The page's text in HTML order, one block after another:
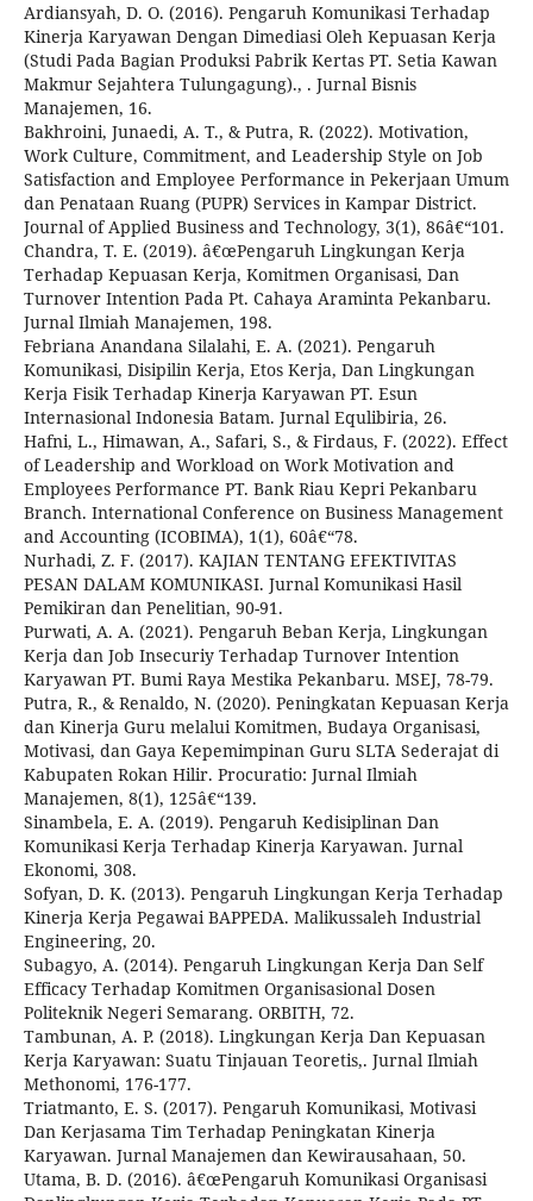
Ardiansyah, D. O. (2016). Pengaruh Komunikasi Terhadap
Kinerja Karyawan Dengan Dimediasi Oleh Kepuasan Kerja
(Studi Pada Bagian Produksi Pabrik Kertas PT. Setia Kawan
Makmur Sejahtera Tulungagung)., . Jurnal Bisnis
Manajemen, 16.
Bakhroini, Junaedi, A. T., & Putra, R. (2022). Motivation,
Work Culture, Commitment, and Leadership Style on Job
Satisfaction and Employee Performance in Pekerjaan Umum
dan Penataan Ruang (PUPR) Services in Kampar District.
Journal of Applied Business and Technology, 3(1), 86â€“101.
Chandra, T. E. (2019). â€œPengaruh Lingkungan Kerja
Terhadap Kepuasan Kerja, Komitmen Organisasi, Dan
Turnover Intention Pada Pt. Cahaya Araminta Pekanbaru.
Jurnal Ilmiah Manajemen, 198.
Febriana Anandana Silalahi, E. A. (2021). Pengaruh
Komunikasi, Disipilin Kerja, Etos Kerja, Dan Lingkungan
Kerja Fisik Terhadap Kinerja Karyawan PT. Esun
Internasional Indonesia Batam. Jurnal Equlibiria, 26.
Hafni, L., Himawan, A., Safari, S., & Firdaus, F. (2022). Effect
of Leadership and Workload on Work Motivation and
Employees Performance PT. Bank Riau Kepri Pekanbaru
Branch. International Conference on Business Management
and Accounting (ICOBIMA), 1(1), 60â€“78.
Nurhadi, Z. F. (2017). KAJIAN TENTANG EFEKTIVITAS
PESAN DALAM KOMUNIKASI. Jurnal Komunikasi Hasil
Pemikiran dan Penelitian, 90-91.
Purwati, A. A. (2021). Pengaruh Beban Kerja, Lingkungan
Kerja dan Job Insecuriy Terhadap Turnover Intention
Karyawan PT. Bumi Raya Mestika Pekanbaru. MSEJ, 78-79.
Putra, R., & Renaldo, N. (2020). Peningkatan Kepuasan Kerja
dan Kinerja Guru melalui Komitmen, Budaya Organisasi,
Motivasi, dan Gaya Kepemimpinan Guru SLTA Sederajat di
Kabupaten Rokan Hilir. Procuratio: Jurnal Ilmiah
Manajemen, 8(1), 125â€“139.
Sinambela, E. A. (2019). Pengaruh Kedisiplinan Dan
Komunikasi Kerja Terhadap Kinerja Karyawan. Jurnal
Ekonomi, 308.
Sofyan, D. K. (2013). Pengaruh Lingkungan Kerja Terhadap
Kinerja Kerja Pegawai BAPPEDA. Malikussaleh Industrial
Engineering, 20.
Subagyo, A. (2014). Pengaruh Lingkungan Kerja Dan Self
Efficacy Terhadap Komitmen Organisasional Dosen
Politeknik Negeri Semarang. ORBITH, 72.
Tambunan, A. P. (2018). Lingkungan Kerja Dan Kepuasan
Kerja Karyawan: Suatu Tinjauan Teoretis,. Jurnal Ilmiah
Methonomi, 176-177.
Triatmanto, E. S. (2017). Pengaruh Komunikasi, Motivasi
Dan Kerjasama Tim Terhadap Peningkatan Kinerja
Karyawan. Jurnal Manajemen dan Kewirausahaan, 50.
Utama, B. D. (2016). â€œPengaruh Komunikasi Organisasi